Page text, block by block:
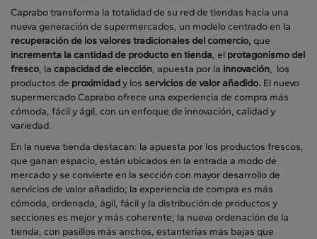
Caprabo transforma la totalidad de su red de tiendas hacia una
nueva generación de supermercados, un modelo centrado en la
recuperación de los valores tradicionales del comercio, que
incrementa la cantidad de producto en tienda, el protagonismo del
fresco, la capacidad de elección, apuesta por la innovación, los
productos de proximidady los servicios de valor añadido. El nuevo
supermercado Caprabo ofrece una experiencia de compra más
cómoda, fácil y ágil, con un enfoque de innovación, calidad y
variedad.
En la nueva tienda destacan: la apuesta por los productos frescos,
que ganan espacio, están ubicados en la entrada a modo de
mercado y se convierte en la sección con mayor desarrollo de
servicios de valor añadido; la experiencia de compra es más
cómoda, ordenada, ágil, fácil y la distribución de productos y
secciones es mejor y más coherente; la nueva ordenación de la
tienda, con pasillos más anchos, estanterías más bajas que